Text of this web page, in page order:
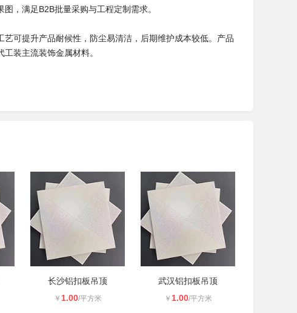
，满足B2B批量采购与工程定制需求。
可提升产品耐候性，防尘易清洁，后期维护成本较低。产品
装主流装饰金属材料。
长沙铝扣板吊顶
￥ 1.00/平方米
武汉铝扣板吊顶
￥ 1.00/平方米